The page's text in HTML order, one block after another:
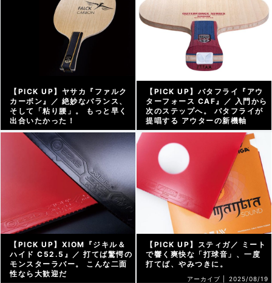
【PICK UP】ヤサカ『ファルク
カーボン』／ 絶妙なバランス、
そして「粘り腰」。 もっと早く
出合いたかった！
アーカイブ | 2025/09/09
【PICK UP】バタフライ『アウ
ターフォース CAF』／ 入門から
次のステップへ。 バタフライが
提唱する アウターの新機軸
2025/09/05
【PICK UP】XIOM『ジキル＆
ハイド C52.5』／ 打てば驚愕の
モンスターラバー。 こんな二面
性なら大歓迎だ
【PICK UP】スティガ／ ミート
で響く爽快な「打球音」、一度
打てば、やみつきに。
アーカイブ | 2025/08/19